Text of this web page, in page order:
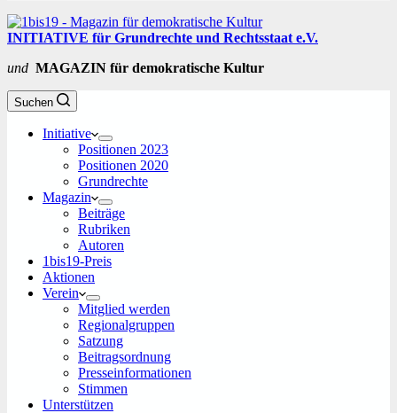
INITIATIVE für Grundrechte und Rechtsstaat e.V.
und MAGAZIN für demokratische Kultur
Suchen
Initiative
Positionen 2023
Positionen 2020
Grundrechte
Magazin
Beiträge
Rubriken
Autoren
1bis19-Preis
Aktionen
Verein
Mitglied werden
Regionalgruppen
Satzung
Beitragsordnung
Presseinformationen
Stimmen
Unterstützen